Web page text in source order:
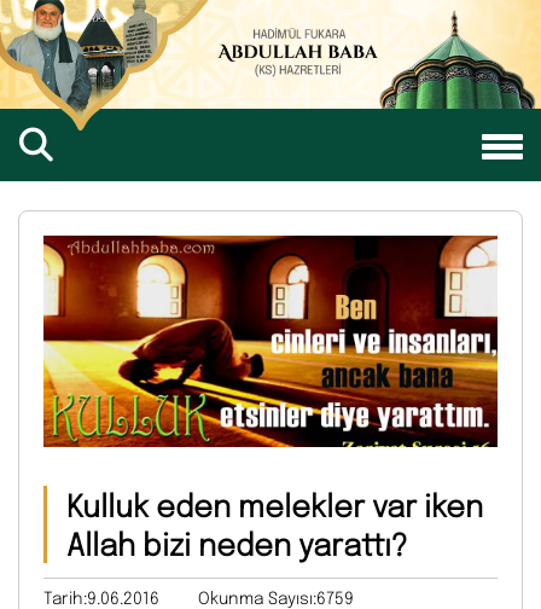
Kulluk eden melekler var iken
Allah bizi neden yarattı?
Tarih:9.06.2016 Okunma Sayısı:6759